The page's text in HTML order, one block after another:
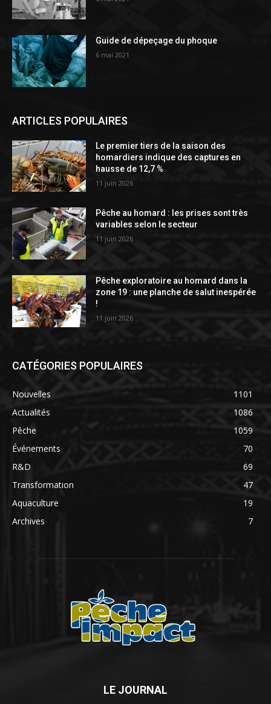
Guide de dépeçage du phoque
6 mai 2021
ARTICLES POPULAIRES
Le premier tiers de la saison des
homardiers indique des captures en
hausse de 12,7 %
11 juin 2026
Pêche au homard : les prises sont très
variables selon le secteur
11 juin 2026
Pêche exploratoire au homard dans la
zone 19 : une planche de salut inespérée
!
11 juin 2026
CATÉGORIES POPULAIRES
Nouvelles
1101
Actualités
1086
Pêche
1059
Événements
70
R&D
69
Transformation
47
Aquaculture
19
Archives
7
LE JOURNAL